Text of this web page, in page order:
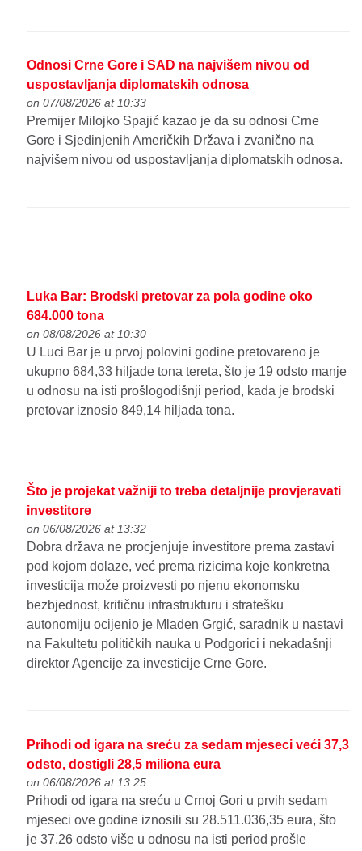
Odnosi Crne Gore i SAD na najvišem nivou od
uspostavljanja diplomatskih odnosa
on 07/08/2026 at 10:33
Premijer Milojko Spajić kazao je da su odnosi Crne
Gore i Sjedinjenih Američkih Država i zvanično na
najvišem nivou od uspostavljanja diplomatskih odnosa.
Luka Bar: Brodski pretovar za pola godine oko
684.000 tona
on 08/08/2026 at 10:30
U Luci Bar je u prvoj polovini godine pretovareno je
ukupno 684,33 hiljade tona tereta, što je 19 odsto manje
u odnosu na isti prošlogodišnji period, kada je brodski
pretovar iznosio 849,14 hiljada tona.
Što je projekat važniji to treba detaljnije provjeravati
investitore
on 06/08/2026 at 13:32
Dobra država ne procjenjuje investitore prema zastavi
pod kojom dolaze, već prema rizicima koje konkretna
investicija može proizvesti po njenu ekonomsku
bezbjednost, kritičnu infrastrukturu i stratešku
autonomiju ocijenio je Mladen Grgić, saradnik u nastavi
na Fakultetu političkih nauka u Podgorici i nekadašnji
direktor Agencije za investicije Crne Gore.
Prihodi od igara na sreću za sedam mjeseci veći 37,3
odsto, dostigli 28,5 miliona eura
on 06/08/2026 at 13:25
Prihodi od igara na sreću u Crnoj Gori u prvih sedam
mjeseci ove godine iznosili su 28.511.036,35 eura, što
je 37,26 odsto više u odnosu na isti period prošle